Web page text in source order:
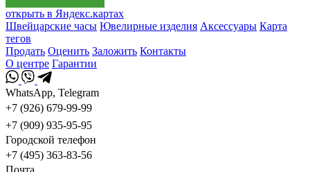
открыть в Яндекс.картах
Швейцарские часы Ювелирные изделия Аксессуары Карта
тегов
Продать Оценить Заложить Контакты
О центре Гарантии
WhatsApp, Telegram
+7 (926) 679-99-99
+7 (909) 935-95-95
Городской телефон
+7 (495) 363-83-56
Почта